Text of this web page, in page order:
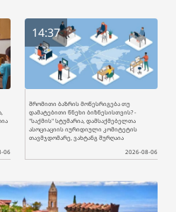
06
14:37
შრომითი ბაზრის მოწესრიგება თუ
დამატებითი წნეხი ბიზნესისთვის? -
"საქმის" სტუმარია, დამსაქმებელთა
ასოციაციის იურიდიული კომიტეტის
თავმჯდომარე, ვახტანგ შურღაია
2026-08-06